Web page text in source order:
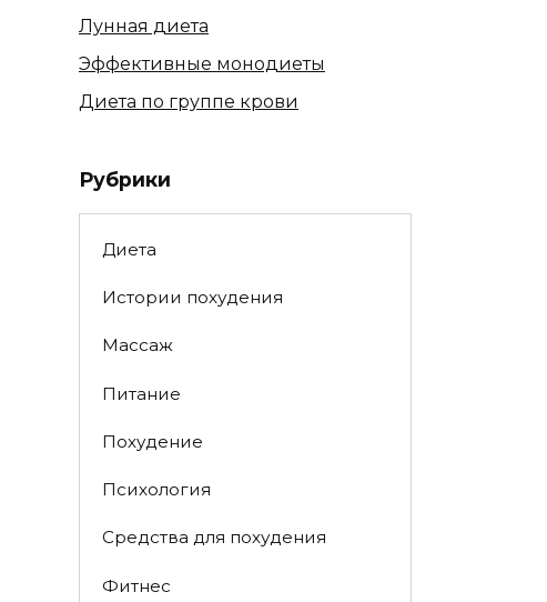
Лунная диета
Эффективные монодиеты
Диета по группе крови
Рубрики
Диета
Истории похудения
Массаж
Питание
Похудение
Психология
Средства для похудения
Фитнес